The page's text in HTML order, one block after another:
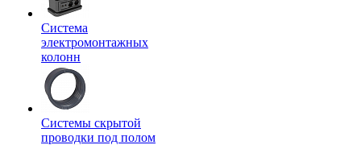
Система
электромонтажных
колонн
Системы скрытой
проводки под полом